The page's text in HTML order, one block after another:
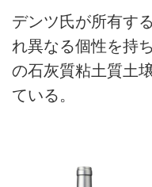
デンツ氏が所有す
れ異なる個性を持
の石灰質粘土質土
ている。